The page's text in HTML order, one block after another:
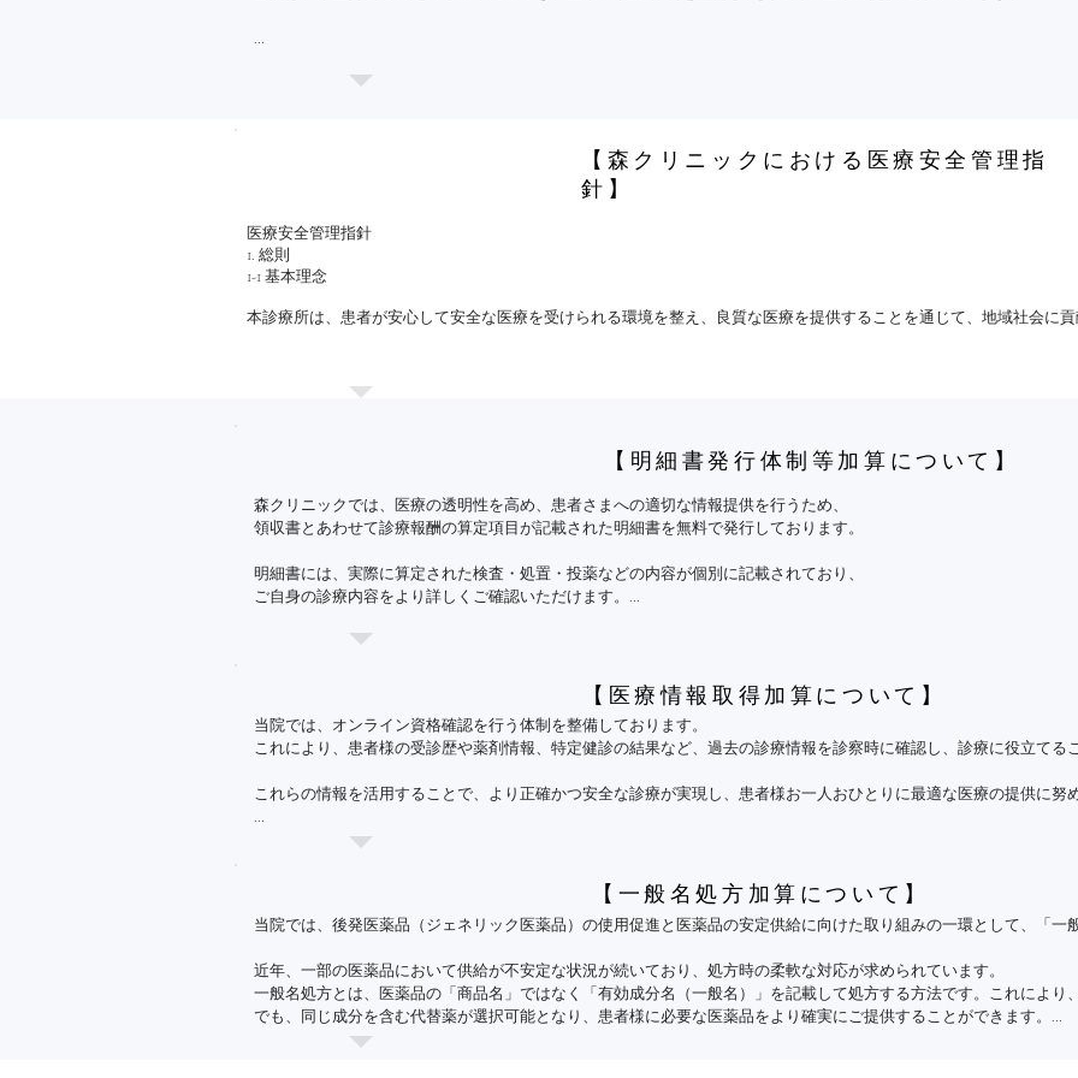
当院は、在宅医療においてもオンライン資格確認を行う体制を有しており、取得した診療情報を活用して計画的な医
す。
また、電子的な診療情報の活用により、関係医療機関および介護サービス事業者等と連携し、適切な在宅医療の提供
■ 明細書発行体制等加算
当院は、電子カルテ情報共有サービスに参加し、患者の同意のもと、診療情報を医療機関間で共有・活用する体制を
■ 医療DX推進体制整備加算に係る体制
当院は、以下の体制を有しています。
・オンライン資格確認を行う体制
・オンライン資格確認により取得した診療情報を診療に活用する体制
【森クリニックにおける医療安全管理指
針】
医療安全管理指針
1. 総則
1-1 基本理念
本診療所は、患者が安心して安全な医療を受けられる環境を整え、良質な医療を提供することを通じて、地域社会に貢
理、医療事故防止の徹底を図るため、ここに医療法人恵喜会森クリニック 医療安全管理指針を定める。
診療の過程において患者に発生した望ましくない事象
医療提供者の過失の有無は問わず、不可抗力と思われる事象も含む
（2）職員
本院に勤務する医師、看護師、検査技師、事務職員等あらゆる職種を含む
（3）医療安全推進者
2. 報告等にもとづく医療に係る安全確保を目的とした改善方策
（1）報告にもとづく情報収集
医療事故および事故になりかけた事例を検討し、本院の医療の質の改善と、事故の未然防止・再発防止に資する対策
に、すべての職員は以下の要領にしたがい、医療事故等の報告をおこなうものとする。
①職員からの報告等
職員は、次のいずれかに該当する状況に遭遇した場合には、報告書式に定める書面（電子カルテ内にあるエクセル書
報告は、診療録、看護記録等に基づき作成する。
⇒医療側の過失の有無を問わず、患者に望ましくない事象が発生した場合は、発生後直ちに院長へ報告する。
（イ）医療事故には至らなかったが、発見、対応等が遅れれば患者に有害な影響を与えたと考えられる事例
（ウ）その他、日常診療のなかで危険と思われる状況
⇒適宜、院長へ報告する。
②報告された情報の取り扱い
【明細書発行体制等加算について】
森クリニックでは、医療の透明性を高め、患者さまへの適切な情報提供を行うため、
領収書とあわせて診療報酬の算定項目が記載された明細書を無料で発行しております。
明細書には、実際に算定された検査・処置・投薬などの内容が個別に記載されており、
ご自身の診療内容をより詳しくご確認いただけます。
なお、明細書の発行を希望されない場合は、受付にてその旨をお申し出ください。
📌この取り組みは、厚生労働省が定める「明細書発行体制等加算」の基準に基づいております。
【医療情報取得加算について】
当院では、オンライン資格確認を行う体制を整備しております。
これにより、患者様の受診歴や薬剤情報、特定健診の結果など、過去の診療情報を診察時に確認し、診療に役立てる
これらの情報を活用することで、より正確かつ安全な診療が実現し、患者様お一人おひとりに最適な医療の提供に努
また、正確な情報取得と診療の質の向上のため、マイナンバーカードを健康保険証としてご利用いただくことを推奨
【一般名処方加算について】
当院では、後発医薬品（ジェネリック医薬品）の使用促進と医薬品の安定供給に向けた取り組みの一環として、「一
近年、一部の医薬品において供給が不安定な状況が続いており、処方時の柔軟な対応が求められています。
一般名処方とは、医薬品の「商品名」ではなく「有効成分名（一般名）」を記載して処方する方法です。これにより
でも、同じ成分を含む代替薬が選択可能となり、患者様に必要な医薬品をより確実にご提供することができます。